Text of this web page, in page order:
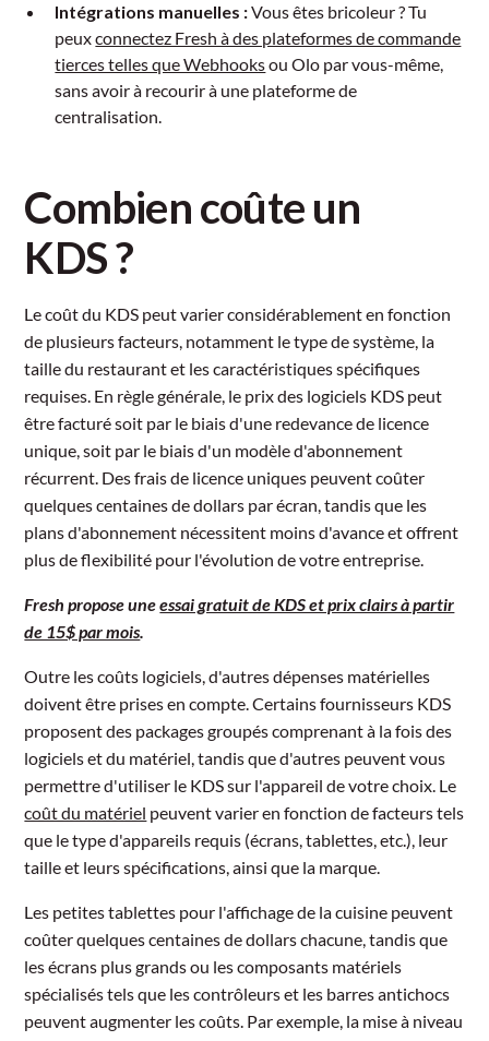
Intégrations manuelles :Vous êtes bricoleur ? Tu
peuxconnectez Fresh à des plateformes de commande
tierces telles que Webhooksou Olo par vous-même,
sans avoir à recourir à une plateforme de
centralisation.
Combien coûte un
KDS ?
Le coût du KDS peut varier considérablement en fonction
de plusieurs facteurs, notamment le type de système, la
taille du restaurant et les caractéristiques spécifiques
requises. En règle générale, le prix des logiciels KDS peut
être facturé soit par le biais d'une redevance de licence
unique, soit par le biais d'un modèle d'abonnement
récurrent. Des frais de licence uniques peuvent coûter
quelques centaines de dollars par écran, tandis que les
plans d'abonnement nécessitent moins d'avance et offrent
plus de flexibilité pour l'évolution de votre entreprise.
Fresh propose uneessai gratuit de KDS et prix clairs à partir
de 15$ par mois.
Outre les coûts logiciels, d'autres dépenses matérielles
doivent être prises en compte. Certains fournisseurs KDS
proposent des packages groupés comprenant à la fois des
logiciels et du matériel, tandis que d'autres peuvent vous
permettre d'utiliser le KDS sur l'appareil de votre choix. Le
coût du matériel peuvent varier en fonction de facteurs tels
que le type d'appareils requis (écrans, tablettes, etc.), leur
taille et leurs spécifications, ainsi que la marque.
Les petites tablettes pour l'affichage de la cuisine peuvent
coûter quelques centaines de dollars chacune, tandis que
les écrans plus grands ou les composants matériels
spécialisés tels que les contrôleurs et les barres antichocs
peuvent augmenter les coûts. Par exemple, la mise à niveau